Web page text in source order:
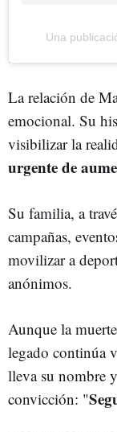
Una
La relación de
emocional. Su
visibilizar la
urgente de
Su familia, a
campañas,
movilizar a
anónimos.
Aunque la
legado continúa
lleva su nombre
convicción: "